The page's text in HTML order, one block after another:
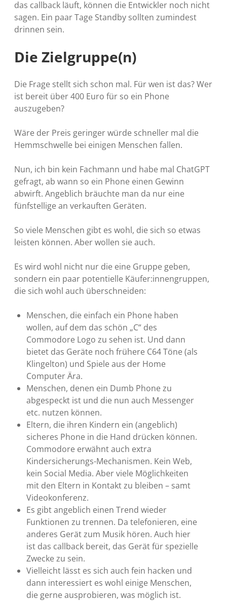
das callback läuft, können die Entwickler noch nicht
sagen. Ein paar Tage Standby sollten zumindest
drinnen sein.
Die Zielgruppe(n)
Die Frage stellt sich schon mal. Für wen ist das? Wer
ist bereit über 400 Euro für so ein Phone
auszugeben?
Wäre der Preis geringer würde schneller mal die
Hemmschwelle bei einigen Menschen fallen.
Nun, ich bin kein Fachmann und habe mal ChatGPT
gefragt, ab wann so ein Phone einen Gewinn
abwirft. Angeblich bräuchte man da nur eine
fünfstellige an verkauften Geräten.
So viele Menschen gibt es wohl, die sich so etwas
leisten können. Aber wollen sie auch.
Es wird wohl nicht nur die eine Gruppe geben,
sondern ein paar potentielle Käufer:innengruppen,
die sich wohl auch überschneiden:
Menschen, die einfach ein Phone haben
wollen, auf dem das schön „C“ des
Commodore Logo zu sehen ist. Und dann
bietet das Geräte noch frühere C64 Töne (als
Klingelton) und Spiele aus der Home
Computer Ära.
Menschen, denen ein Dumb Phone zu
abgespeckt ist und die nun auch Messenger
etc. nutzen können.
Eltern, die ihren Kindern ein (angeblich)
sicheres Phone in die Hand drücken können.
Commodore erwähnt auch extra
Kindersicherungs-Mechanismen. Kein Web,
kein Social Media. Aber viele Möglichkeiten
mit den Eltern in Kontakt zu bleiben – samt
Videokonferenz.
Es gibt angeblich einen Trend wieder
Funktionen zu trennen. Da telefonieren, eine
anderes Gerät zum Musik hören. Auch hier
ist das callback bereit, das Gerät für spezielle
Zwecke zu sein.
Vielleicht lässt es sich auch fein hacken und
dann interessiert es wohl einige Menschen,
die gerne ausprobieren, was möglich ist.